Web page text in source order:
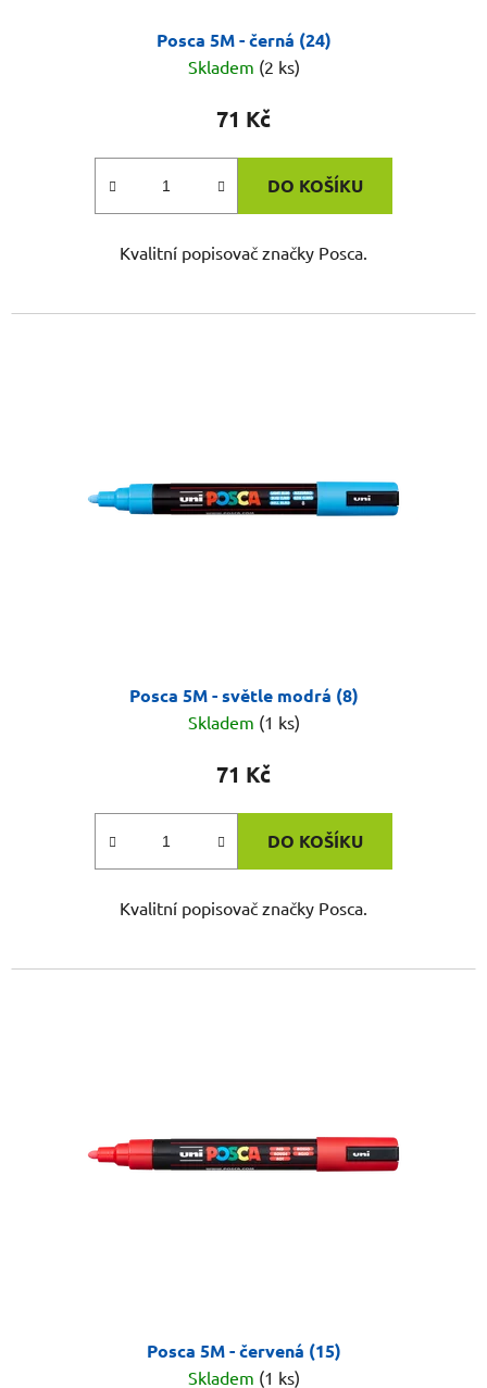
Posca 5M - černá (24)
Skladem (2 ks)
71 Kč
DO KOŠÍKU
Kvalitní popisovač značky Posca.
Posca 5M - světle modrá (8)
Skladem (1 ks)
71 Kč
DO KOŠÍKU
Kvalitní popisovač značky Posca.
Posca 5M - červená (15)
Skladem (1 ks)